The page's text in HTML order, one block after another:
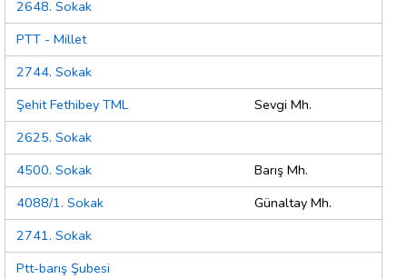
2648. Sokak
PTT - Millet
2744. Sokak
Şehit Fethibey TML
Sevgi Mh.
2625. Sokak
4500. Sokak
Barış Mh.
4088/1. Sokak
Günaltay Mh.
2741. Sokak
Ptt-barış Şubesi